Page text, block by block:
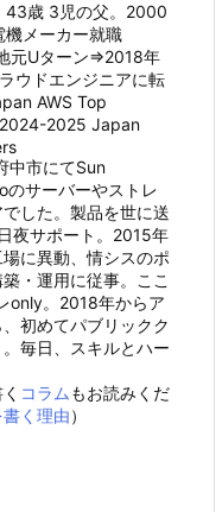
43歳 3児の父。2000
機メーカー就職
元Uターン⇒2018年
ウドエンジニアに転
AWS Top
2025 Japan
中市にてSun
サーバーやストレ
した。製品を世に送
夜サポート。2015年
に異動、情シスのポ
・運用に従事。ここ
only。2018年からア
初めてパブリックク
毎日、スキルとハー
コラム もお読みくだ
く理由）